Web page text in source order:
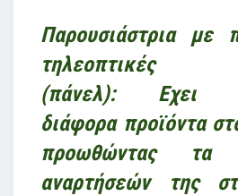
Παρουσιάστρια με
τηλεοπτικές
(πάνελ):Εχει
διάφορα προϊόντα
προωθώντας
αναρτήσεών της